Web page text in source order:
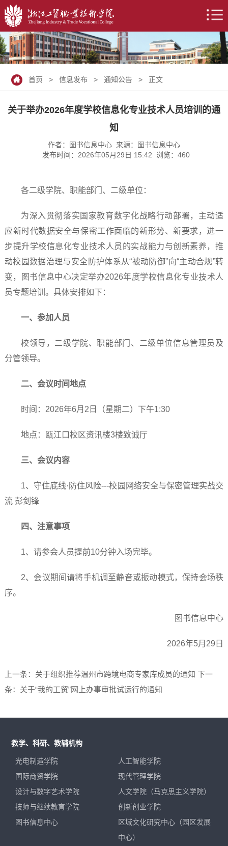
首页 >信息发布 >通知公告 > 正文
关于举办2026年度学校信息化专业技术人员培训的通
知
作者：图书信息中心 来源：图书信息中心
发布时间：2026年05月29日 15:42 浏览： 460
各二级学院、职能部门、二级单位：
为深入贯彻落实国家教育数字化战略行动部署，主动适
应新时代数据安全与保密工作面临的新形势、新要求，进一
步提升学校信息化专业技术人员的实战能力与创新素养，推
动校园数据治理与安全防护体系从“被动防御”向“主动合规”转
变，图书信息中心决定举办2026年度学校信息化专业技术人
员专题培训。具体安排如下：
一、参加人员
校领导，二级学院、职能部门、二级单位信息管理员及
分管领导。
二、会议时间地点
时间：2026年6月2日（星期二）下午1:30
地点：瓯江口校区资讯楼3楼致诚厅
三、会议内容
1、守住底线·防住风险---校园网络安全与保密管理实战交
流 彭剑锋
四、注意事项
1、请参会人员提前10分钟入场完毕。
2、会议期间请将手机调至静音或振动模式，保持会场秩
序。
图书信息中心
2026年5月29日
上一条：关于组织推荐温州市跨境电商专家库成员的通知 下一
条：关于“我的工贸”网上办事审批试运行的通知
教学、科研、教辅机构
光电制造学院
人工智能学院
国际商贸学院
现代管理学院
设计与数字艺术学院
人文学院（马克思主义学院）
技师与继续教育学院
创新创业学院
图书信息中心
区域文化研究中心（园区发展
中心）